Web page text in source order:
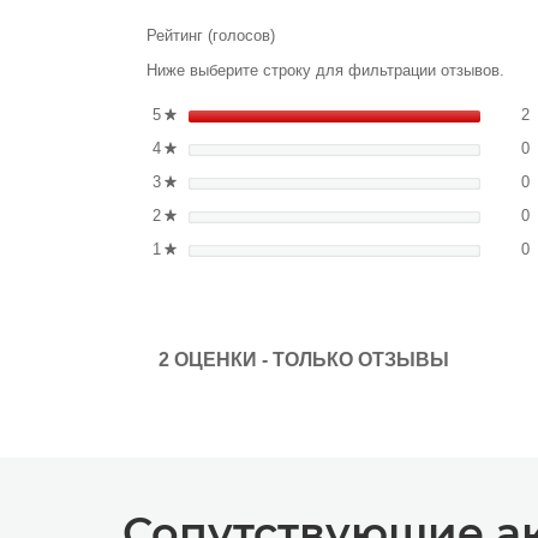
Рейтинг (голосов)
Ниже выберите строку для фильтрации отзывов.
5 ★звезды 2
4 ★звезды 0
3 ★звезды 0
2 ★звезды 0
1 ★звезды 0
2 ОЦЕНКИ - ТОЛЬКО ОТЗЫВЫ